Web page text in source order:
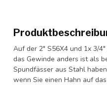
Auf der 2" S56X4 und 1x 3/
das Gewinde anders ist als
Spundfässer aus Stahl
wenn Sie einen Hahn auf